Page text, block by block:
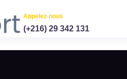
Appelez-nous
(+216) 29 342 131